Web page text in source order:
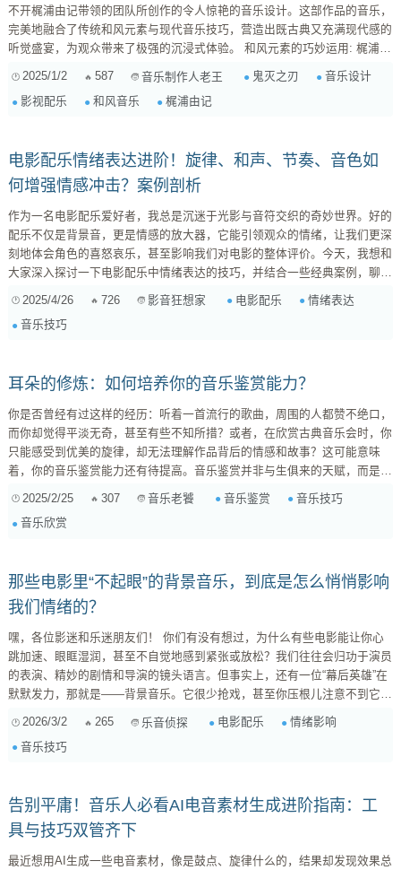
不开梶浦由记带领的团队所创作的令人惊艳的音乐设计。这部作品的音乐，
完美地融合了传统和风元素与现代音乐技巧，营造出既古典又充满现代感的
听觉盛宴，为观众带来了极强的沉浸式体验。 和风元素的巧妙运用: 梶浦由
记对日本传统音乐有着深入的研究和理解，她在《鬼灭之刃》的配乐中大量
运用了三味线、尺八、筝等传统乐器，这些乐器的音色独特而富有韵味，为
作品增添了浓厚的和风气息。但仅仅使用传统乐器并不足以构成成功的配
2025/1/2 587 音乐制作人老王 鬼灭之刃
音乐设计
影视配乐
和风音乐 梶浦由记
电影配乐情绪表达进阶！旋律、和声、节奏、音色如
何增强情感冲击？案例剖析
作为一名电影配乐爱好者，我总是沉迷于光影与音符交织的奇妙世界。好的
配乐不仅是背景音，更是情感的放大器，它能引领观众的情绪，让我们更深
刻地体会角色的喜怒哀乐，甚至影响我们对电影的整体评价。今天，我想和
大家深入探讨一下电影配乐中情绪表达的技巧，并结合一些经典案例，聊聊
核心元素： 旋律： 旋律是音乐的灵魂，它高低起伏的走向，直接影响着我
2025/4/26 726 影音狂想家 电影配乐
情绪表达
音乐技巧
耳朵的修炼：如何培养你的音乐鉴赏能力？
你是否曾经有过这样的经历：听着一首流行的歌曲，周围的人都赞不绝口，
而你却觉得平淡无奇，甚至有些不知所措？或者，在欣赏古典音乐会时，你
只能感受到优美的旋律，却无法理解作品背后的情感和故事？这可能意味
着，你的音乐鉴赏能力还有待提高。音乐鉴赏并非与生俱来的天赋，而是一
单判断，更是一种深入理解音乐的结构、情感、历史背景以及文化内涵的能
力。 那么，如何才能有效地培养你的音乐鉴赏能力，让你的耳朵更加敏
2025/2/25 307 音乐老饕 音乐鉴赏
音乐技巧
音乐欣赏
那些电影里“不起眼”的背景音乐，到底是怎么悄悄影响
我们情绪的？
嘿，各位影迷和乐迷朋友们！ 你们有没有想过，为什么有些电影能让你心
跳加速、眼眶湿润，甚至不自觉地感到紧张或放松？我们往往会归功于演员
的表演、精妙的剧情和导演的镜头语言。但事实上，还有一位“幕后英雄”在
默默发力，那就是——背景音乐。它很少抢戏，甚至你压根儿注意不到它，
却能像一位无形的情绪操控师，精准地拿捏住我们的感受。 那这些“几乎不
被注意到”的背景音乐，到底是怎么“悄悄地”影响我们情绪的呢？今天就来扒
一扒这其中的几个小秘密！ 1. 情绪的“放大镜”和“引导者” 背景音乐最直接的
2026/3/2 265 乐音侦探 电影配乐
情绪影响
音乐技巧
告别平庸！音乐人必看AI电音素材生成进阶指南：工
具与技巧双管齐下
最近想用AI生成一些电音素材，像是鼓点、旋律什么的，结果却发现效果总